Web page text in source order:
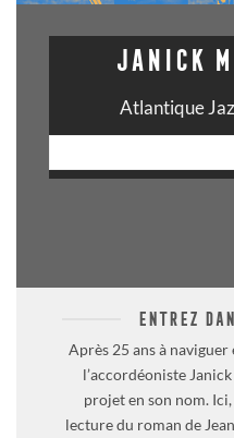
Janick
Atlantique
ENTREZ
Après 25 ans à
l’accordéoniste
projet en son nom.
lecture du roman de Jean